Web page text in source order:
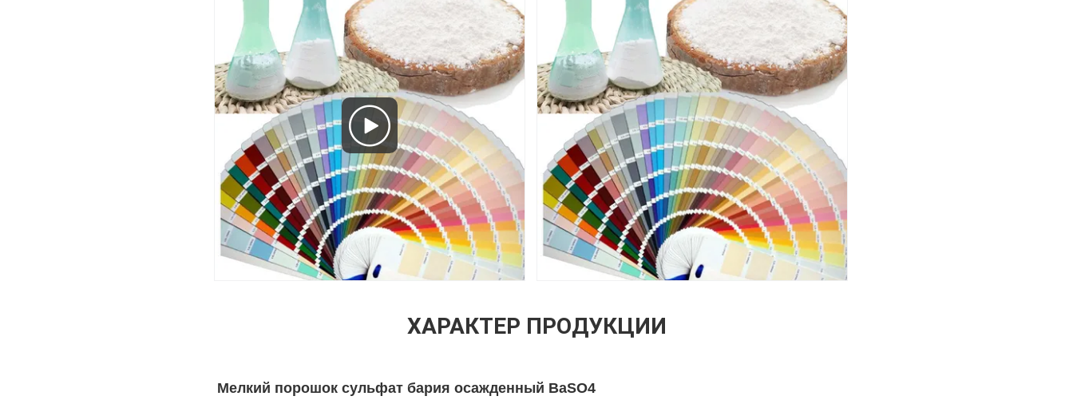
ХАРАКТЕР ПРОДУКЦИИ
Мелкий порошок сульфат бария осажденный BaSO4